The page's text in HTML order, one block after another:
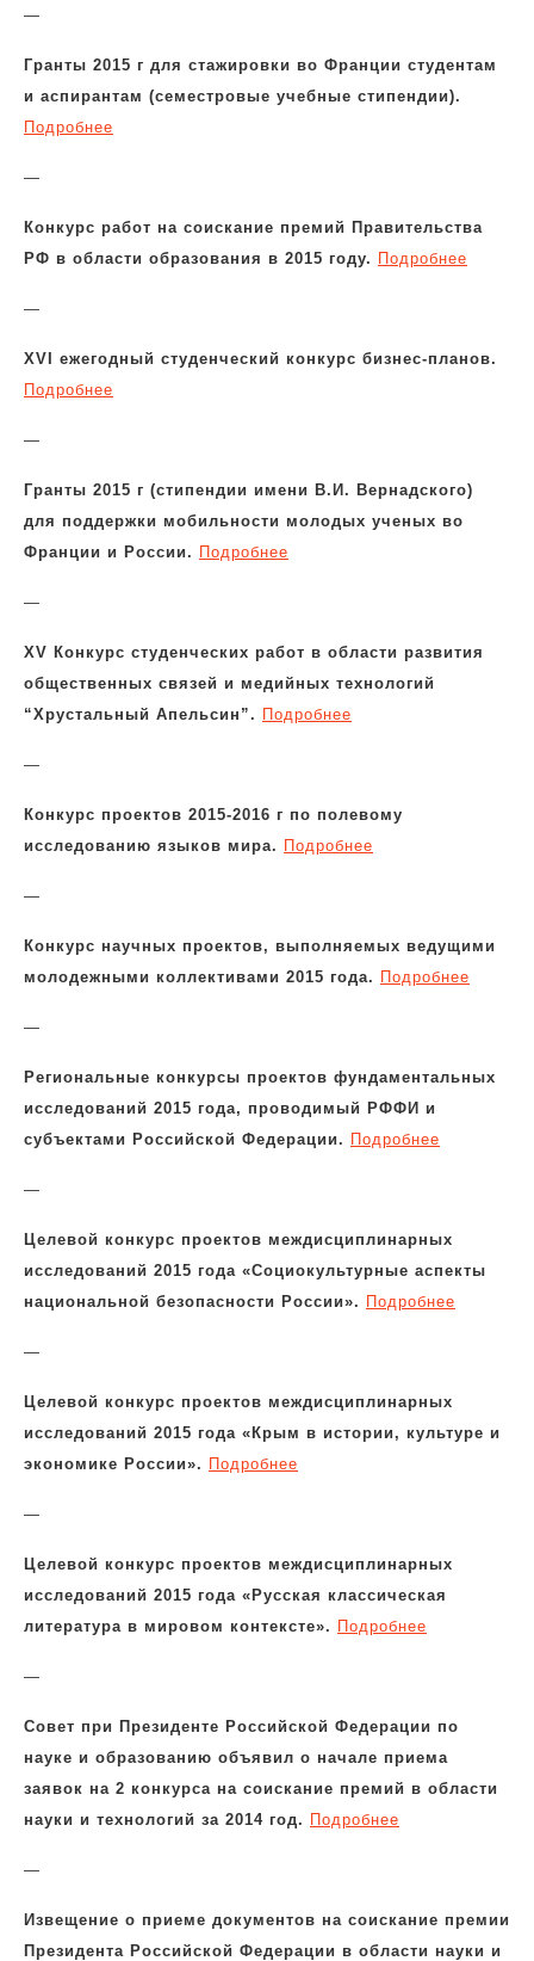
—
Гранты 2015 г для стажировки во Франции студентам
и аспирантам (семестровые учебные стипендии).
Подробнее
—
Конкурс работ на соискание премий Правительства
РФ в области образования в 2015 году. Подробнее
—
XVI ежегодный студенческий конкурс бизнес-планов.
Подробнее
—
Гранты 2015 г (стипендии имени В.И. Вернадского)
для поддержки мобильности молодых ученых во
Франции и России. Подробнее
—
XV Конкурс студенческих работ в области развития
общественных связей и медийных технологий
“Хрустальный Апельсин”. Подробнее
—
Конкурс проектов 2015-2016 г по полевому
исследованию языков мира. Подробнее
—
Конкурс научных проектов, выполняемых ведущими
молодежными коллективами 2015 года. Подробнее
—
Региональные конкурсы проектов фундаментальных
исследований 2015 года, проводимый РФФИ и
субъектами Российской Федерации. Подробнее
—
Целевой конкурс проектов междисциплинарных
исследований 2015 года «Социокультурные аспекты
национальной безопасности России». Подробнее
—
Целевой конкурс проектов междисциплинарных
исследований 2015 года «Крым в истории, культуре и
экономике России». Подробнее
—
Целевой конкурс проектов междисциплинарных
исследований 2015 года «Русская классическая
литература в мировом контексте». Подробнее
—
Совет при Президенте Российской Федерации по
науке и образованию объявил о начале приема
заявок на 2 конкурса на соискание премий в области
науки и технологий за 2014 год. Подробнее
—
Извещение о приеме документов на соискание премии
Президента Российской Федерации в области науки и